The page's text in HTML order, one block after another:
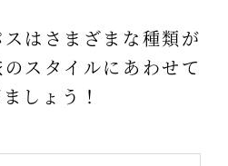
はさまざまな種類が
スタイルにあわせて
しょう！